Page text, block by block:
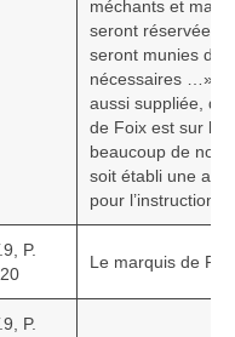
méchants et
seront réservées
seront munies de
nécessaires …»«
aussi suppliée,
de Foix est sur la
beaucoup de
soit établi une
pour l’instruction
P.
Le marquis de
P.